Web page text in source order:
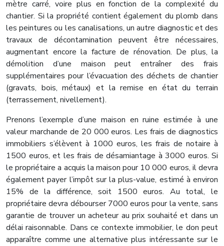
mètre carré, voire plus en fonction de la complexité du
chantier. Si la propriété contient également du plomb dans
les peintures ou les canalisations, un autre diagnostic et des
travaux de décontamination peuvent être nécessaires,
augmentant encore la facture de rénovation. De plus, la
démolition d’une maison peut entraîner des frais
supplémentaires pour l’évacuation des déchets de chantier
(gravats, bois, métaux) et la remise en état du terrain
(terrassement, nivellement).
Prenons l’exemple d’une maison en ruine estimée à une
valeur marchande de 20 000 euros. Les frais de diagnostics
immobiliers s’élèvent à 1000 euros, les frais de notaire à
1500 euros, et les frais de désamiantage à 3000 euros. Si
le propriétaire a acquis la maison pour 10 000 euros, il devra
également payer l’impôt sur la plus-value, estimé à environ
15% de la différence, soit 1500 euros. Au total, le
propriétaire devra débourser 7000 euros pour la vente, sans
garantie de trouver un acheteur au prix souhaité et dans un
délai raisonnable. Dans ce contexte immobilier, le don peut
apparaître comme une alternative plus intéressante sur le